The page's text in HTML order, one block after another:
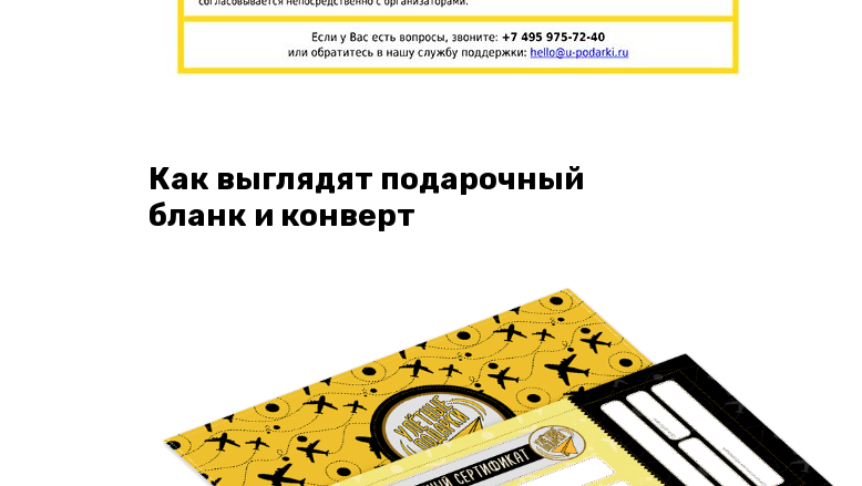
Как выглядят подарочный
бланк и конверт